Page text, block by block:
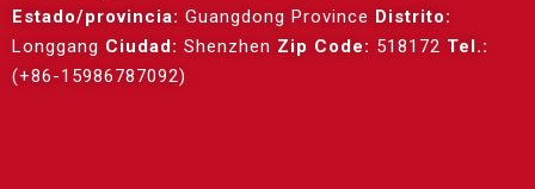
Estado/provincia: Guangdong Province Distrito:
Longgang Ciudad: Shenzhen Zip Code: 518172 Tel.:
(+86-15986787092)